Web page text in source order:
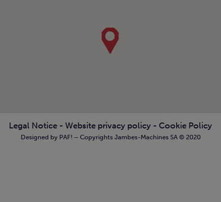
Legal Notice - Website privacy policy - Cookie Policy
Designed by PAF! – Copyrights Jambes-Machines SA © 2020